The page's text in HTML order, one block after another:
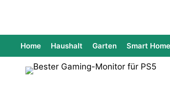
Home Haushalt Garten Smart Home